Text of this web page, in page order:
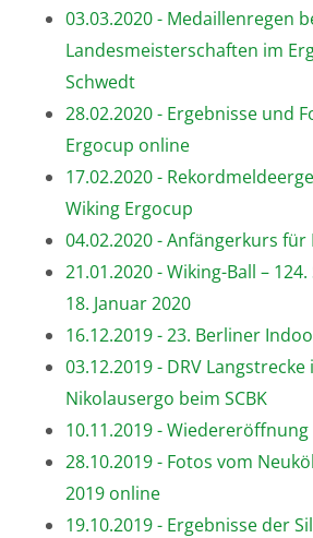
03.03.2020 - Medaillenregen
Landesmeisterschaften im
Schwedt
28.02.2020 - Ergebnisse und
Ergocup online
17.02.2020 -
Wiking Ergocup
04.02.2020 - Anfängerkurs für
21.01.2020 - Wiking-Ball –
18. Januar 2020
16.12.2019 - 23. Berliner
03.12.2019 - DRV
Nikolausergo beim SCBK
10.11.2019 -
28.10.2019 - Fotos vom
2019 online
19.10.2019 - Ergebnisse der